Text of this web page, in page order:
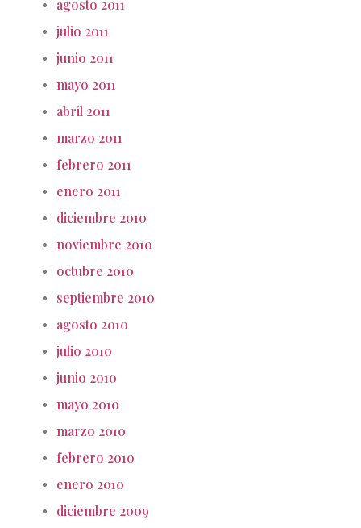
agosto 2011
julio 2011
junio 2011
mayo 2011
abril 2011
marzo 2011
febrero 2011
enero 2011
diciembre 2010
noviembre 2010
octubre 2010
septiembre 2010
agosto 2010
julio 2010
junio 2010
mayo 2010
marzo 2010
febrero 2010
enero 2010
diciembre 2009